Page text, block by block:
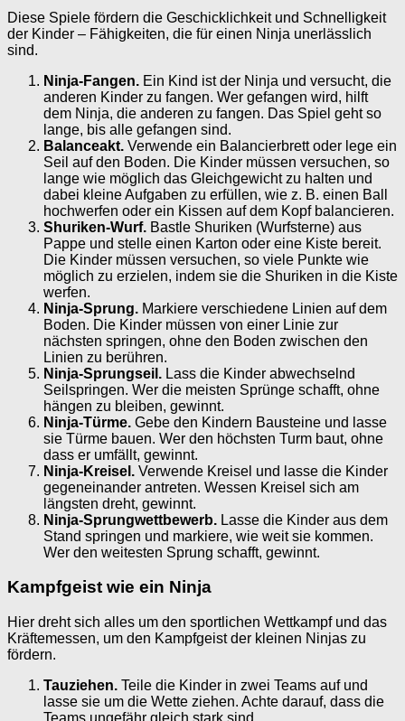
Diese Spiele fördern die Geschicklichkeit und Schnelligkeit
der Kinder – Fähigkeiten, die für einen Ninja unerlässlich
sind.
Ninja-Fangen. Ein Kind ist der Ninja und versucht, die
anderen Kinder zu fangen. Wer gefangen wird, hilft
dem Ninja, die anderen zu fangen. Das Spiel geht so
lange, bis alle gefangen sind.
Balanceakt. Verwende ein Balancierbrett oder lege ein
Seil auf den Boden. Die Kinder müssen versuchen, so
lange wie möglich das Gleichgewicht zu halten und
dabei kleine Aufgaben zu erfüllen, wie z. B. einen Ball
hochwerfen oder ein Kissen auf dem Kopf balancieren.
Shuriken-Wurf. Bastle Shuriken (Wurfsterne) aus
Pappe und stelle einen Karton oder eine Kiste bereit.
Die Kinder müssen versuchen, so viele Punkte wie
möglich zu erzielen, indem sie die Shuriken in die Kiste
werfen.
Ninja-Sprung. Markiere verschiedene Linien auf dem
Boden. Die Kinder müssen von einer Linie zur
nächsten springen, ohne den Boden zwischen den
Linien zu berühren.
Ninja-Sprungseil. Lass die Kinder abwechselnd
Seilspringen. Wer die meisten Sprünge schafft, ohne
hängen zu bleiben, gewinnt.
Ninja-Türme. Gebe den Kindern Bausteine und lasse
sie Türme bauen. Wer den höchsten Turm baut, ohne
dass er umfällt, gewinnt.
Ninja-Kreisel. Verwende Kreisel und lasse die Kinder
gegeneinander antreten. Wessen Kreisel sich am
längsten dreht, gewinnt.
Ninja-Sprungwettbewerb. Lasse die Kinder aus dem
Stand springen und markiere, wie weit sie kommen.
Wer den weitesten Sprung schafft, gewinnt.
Kampfgeist wie ein Ninja
Hier dreht sich alles um den sportlichen Wettkampf und das
Kräftemessen, um den Kampfgeist der kleinen Ninjas zu
fördern.
Tauziehen. Teile die Kinder in zwei Teams auf und
lasse sie um die Wette ziehen. Achte darauf, dass die